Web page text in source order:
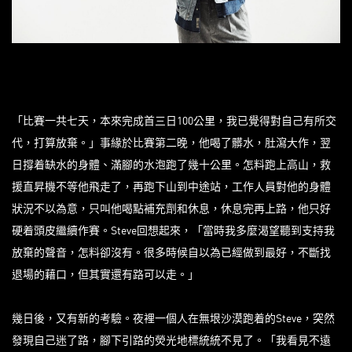
「比賽一共七天，本來完成首三日100公里，我已覺得對自己有所交
代，打算放棄。」事緣於比賽第二晚，他喝了髒水，肚瀉大作，翌
日撐着缺水的身體、滿腳的水泡跑了幾十公里。怎料跑上高山，救
援直昇機不等他飛走了，再跑下山到中途站，工作人員對他的身體
狀況不以為意，只叫他喝點補充劑和休息，休息完再上路，他只好
硬着頭皮繼續作賽。Steve回想起來，「當時我多麼渴望聽到支持我
放棄的聲音，怎料卻沒有。很多時候自以為已經做到最好，不斷找
退場的藉口，但其實還有路可以走。」
幾日後，又有新的考驗。夜裡一個人在無垠沙漠跑着的Steve，突然
發現自己迷了路，腳下引路的熒光地標統統不見了。「我看見不遠